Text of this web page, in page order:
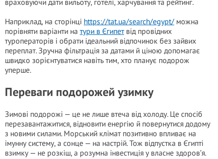
враховуючи дати вильоту, готелі, харчування та рейтинг.
Наприклад, на сторінці https://tat.ua/search/egypt/ можна
порівняти варіанти на тури в Єгипетвід провідних
туроператорів і обрати ідеальний відпочинок без зайвих
переплат. Зручна фільтрація за датами й ціною допомагає
швидко зорієнтуватися навіть тим, хто планує подорож
уперше.
Переваги подорожей узимку
Зимові подорожі — це не лише втеча від холоду. Це спосіб
перезавантажитися, відновити енергію й повернутися додому
з новими силами. Морський клімат позитивно впливає на
імунну систему, а сонце — на настрій. Тож відпустка в Єгипті
взимку — не розкіш, а розумна інвестиція у власне здоров’я.